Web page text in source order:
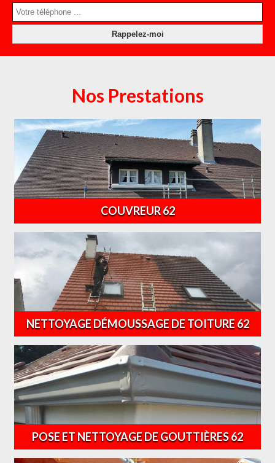
Nos Prestations
COUVREUR 62
NETTOYAGE DÉMOUSSAGE DE TOITURE 62
POSE ET NETTOYAGE DE GOUTTIÈRES 62